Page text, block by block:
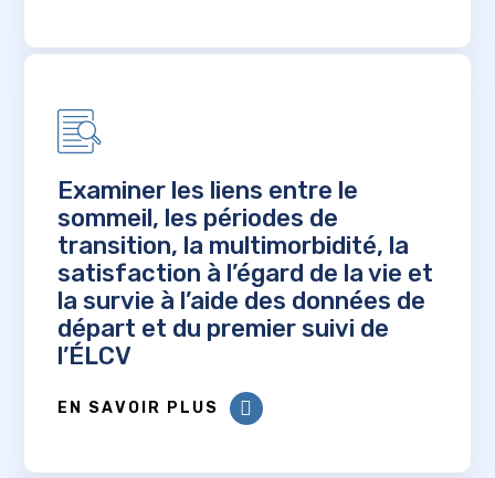
Examiner les liens entre le
sommeil, les périodes de
transition, la multimorbidité, la
satisfaction à l’égard de la vie et
la survie à l’aide des données de
départ et du premier suivi de
l’ÉLCV
EN SAVOIR PLUS